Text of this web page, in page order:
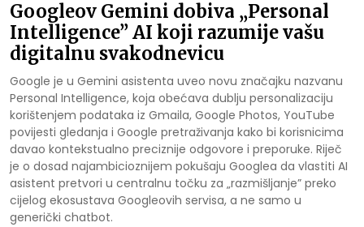
Googleov Gemini dobiva „Personal
Intelligence” AI koji razumije vašu
digitalnu svakodnevicu
Google je u Gemini asistenta uveo novu značajku nazvanu
Personal Intelligence, koja obećava dublju personalizaciju
korištenjem podataka iz Gmaila, Google Photos, YouTube
povijesti gledanja i Google pretraživanja kako bi korisnicima
davao kontekstualno preciznije odgovore i preporuke. Riječ
je o dosad najambicioznijem pokušaju Googlea da vlastiti AI
asistent pretvori u centralnu točku za „razmišljanje” preko
cijelog ekosustava Googleovih servisa, a ne samo u
generički chatbot.